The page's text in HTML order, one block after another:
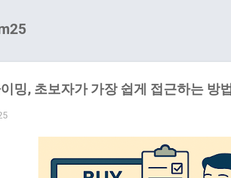
밍, 초보자가 가장 쉽게 접근하는 방법